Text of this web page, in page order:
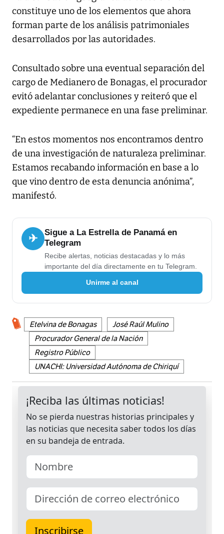
constituye uno de los elementos que ahora
forman parte de los análisis patrimoniales
desarrollados por las autoridades.
Consultado sobre una eventual separación del
cargo de Medianero de Bonagas, el procurador
evitó adelantar conclusiones y reiteró que el
expediente permanece en una fase preliminar.
“En estos momentos nos encontramos dentro
de una investigación de naturaleza preliminar.
Estamos recabando información en base a lo
que vino dentro de esta denuncia anónima”,
manifestó.
✈
Sigue a La Estrella de Panamá en
Telegram
Recibe alertas, noticias destacadas y lo más
importante del día directamente en tu Telegram.
Unirme al canal
Etelvina de Bonagas
José Raúl Mulino
Procurador General de la Nación
Registro Público
UNACHI: Universidad Autónoma de Chiriquí